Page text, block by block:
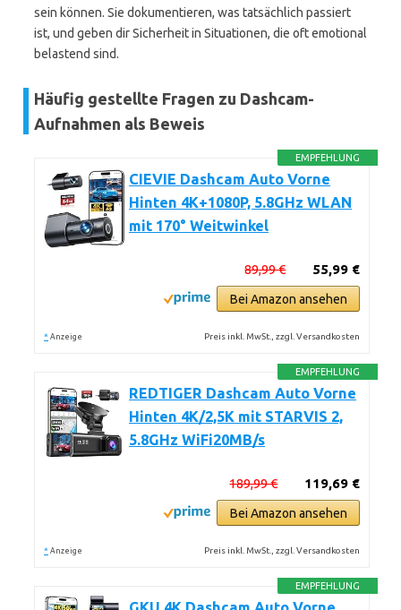
sein können. Sie dokumentieren, was tatsächlich passiert
ist, und geben dir Sicherheit in Situationen, die oft emotional
belastend sind.
Häufig gestellte Fragen zu Dashcam-
Aufnahmen als Beweis
EMPFEHLUNG
CIEVIE Dashcam Auto Vorne
Hinten 4K+1080P, 5.8GHz WLAN
mit 170° Weitwinkel
55,99 €
89,99 €
Bei Amazon ansehen
* Anzeige Preis inkl. MwSt., zzgl. Versandkosten
EMPFEHLUNG
REDTIGER Dashcam Auto Vorne
Hinten 4K/2,5K mit STARVIS 2,
5.8GHz WiFi20MB/s
119,69 €
189,99 €
Bei Amazon ansehen
* Anzeige Preis inkl. MwSt., zzgl. Versandkosten
EMPFEHLUNG